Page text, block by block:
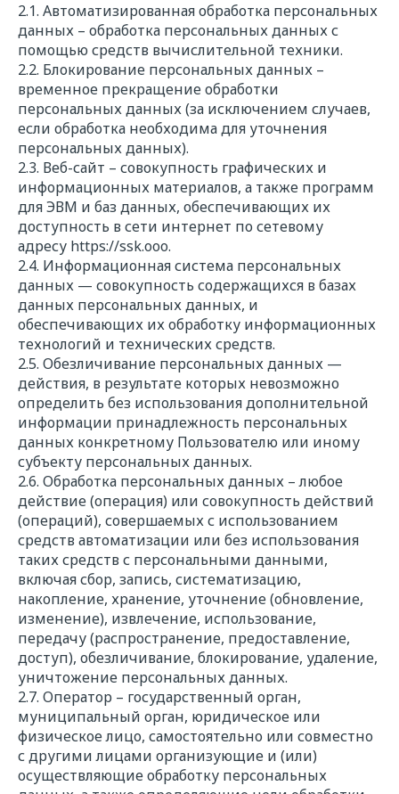
2.1. Автоматизированная обработка персональных
данных – обработка персональных данных с
помощью средств вычислительной техники.
2.2. Блокирование персональных данных –
временное прекращение обработки
персональных данных (за исключением случаев,
если обработка необходима для уточнения
персональных данных).
2.3. Веб-сайт – совокупность графических и
информационных материалов, а также программ
для ЭВМ и баз данных, обеспечивающих их
доступность в сети интернет по сетевому
адресу https://ssk.ooo.
2.4. Информационная система персональных
данных — совокупность содержащихся в базах
данных персональных данных, и
обеспечивающих их обработку информационных
технологий и технических средств.
2.5. Обезличивание персональных данных —
действия, в результате которых невозможно
определить без использования дополнительной
информации принадлежность персональных
данных конкретному Пользователю или иному
субъекту персональных данных.
2.6. Обработка персональных данных – любое
действие (операция) или совокупность действий
(операций), совершаемых с использованием
средств автоматизации или без использования
таких средств с персональными данными,
включая сбор, запись, систематизацию,
накопление, хранение, уточнение (обновление,
изменение), извлечение, использование,
передачу (распространение, предоставление,
доступ), обезличивание, блокирование, удаление,
уничтожение персональных данных.
2.7. Оператор – государственный орган,
муниципальный орган, юридическое или
физическое лицо, самостоятельно или совместно
с другими лицами организующие и (или)
осуществляющие обработку персональных